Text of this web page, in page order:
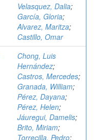
Velasquez, Dalia;
García, Gloria;
Alvarez, Maritza;
Castillo, Omar
Chong, Luis
Hernández;
Castros, Mercedes;
Granada, William;
Pérez, Dayana;
Pérez, Helen;
Jáuregui, Damelis;
Brito, Miriam;
Torrecilla, Pedro;